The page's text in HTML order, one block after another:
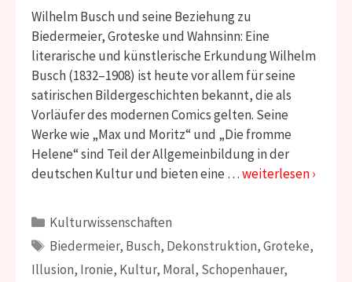
Wilhelm Busch und seine Beziehung zu
Biedermeier, Groteske und Wahnsinn: Eine
literarische und künstlerische Erkundung Wilhelm
Busch (1832–1908) ist heute vor allem für seine
satirischen Bildergeschichten bekannt, die als
Vorläufer des modernen Comics gelten. Seine
Werke wie „Max und Moritz“ und „Die fromme
Helene“ sind Teil der Allgemeinbildung in der
deutschen Kultur und bieten eine …weiterlesen ›
Kategorien
Kulturwissenschaften
Schlagwörter
Biedermeier, Busch, Dekonstruktion,Groteke,
Illusion, Ironie, Kultur, Moral, Schopenhauer,